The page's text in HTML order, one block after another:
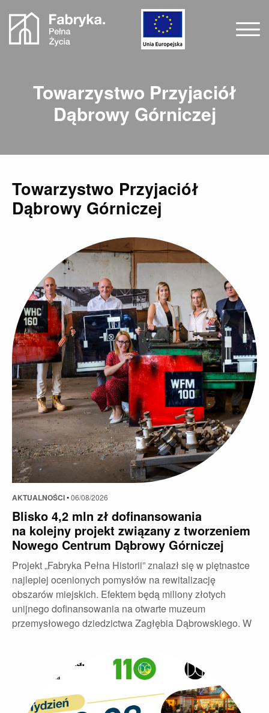
Towarzystwo Przyjaciół
Dąbrowy Górniczej
Towarzystwo Przyjaciół
Dąbrowy Górniczej
AKTUALNOŚCI•06/08/2026
Blisko 4,2 mln zł dofinansowania
na kolejny projekt związany z tworzeniem
Nowego Centrum Dąbrowy Górniczej
Projekt „Fabryka Pełna Historii” znalazł się w piętnastce
najlepiej ocenionych pomysłów na rewitalizację
obszarów miejskich. Efektem będą miliony złotych
unijnego dofinansowania na otwarte muzeum
przemysłowego dziedzictwa Zagłębia Dąbrowskiego. W